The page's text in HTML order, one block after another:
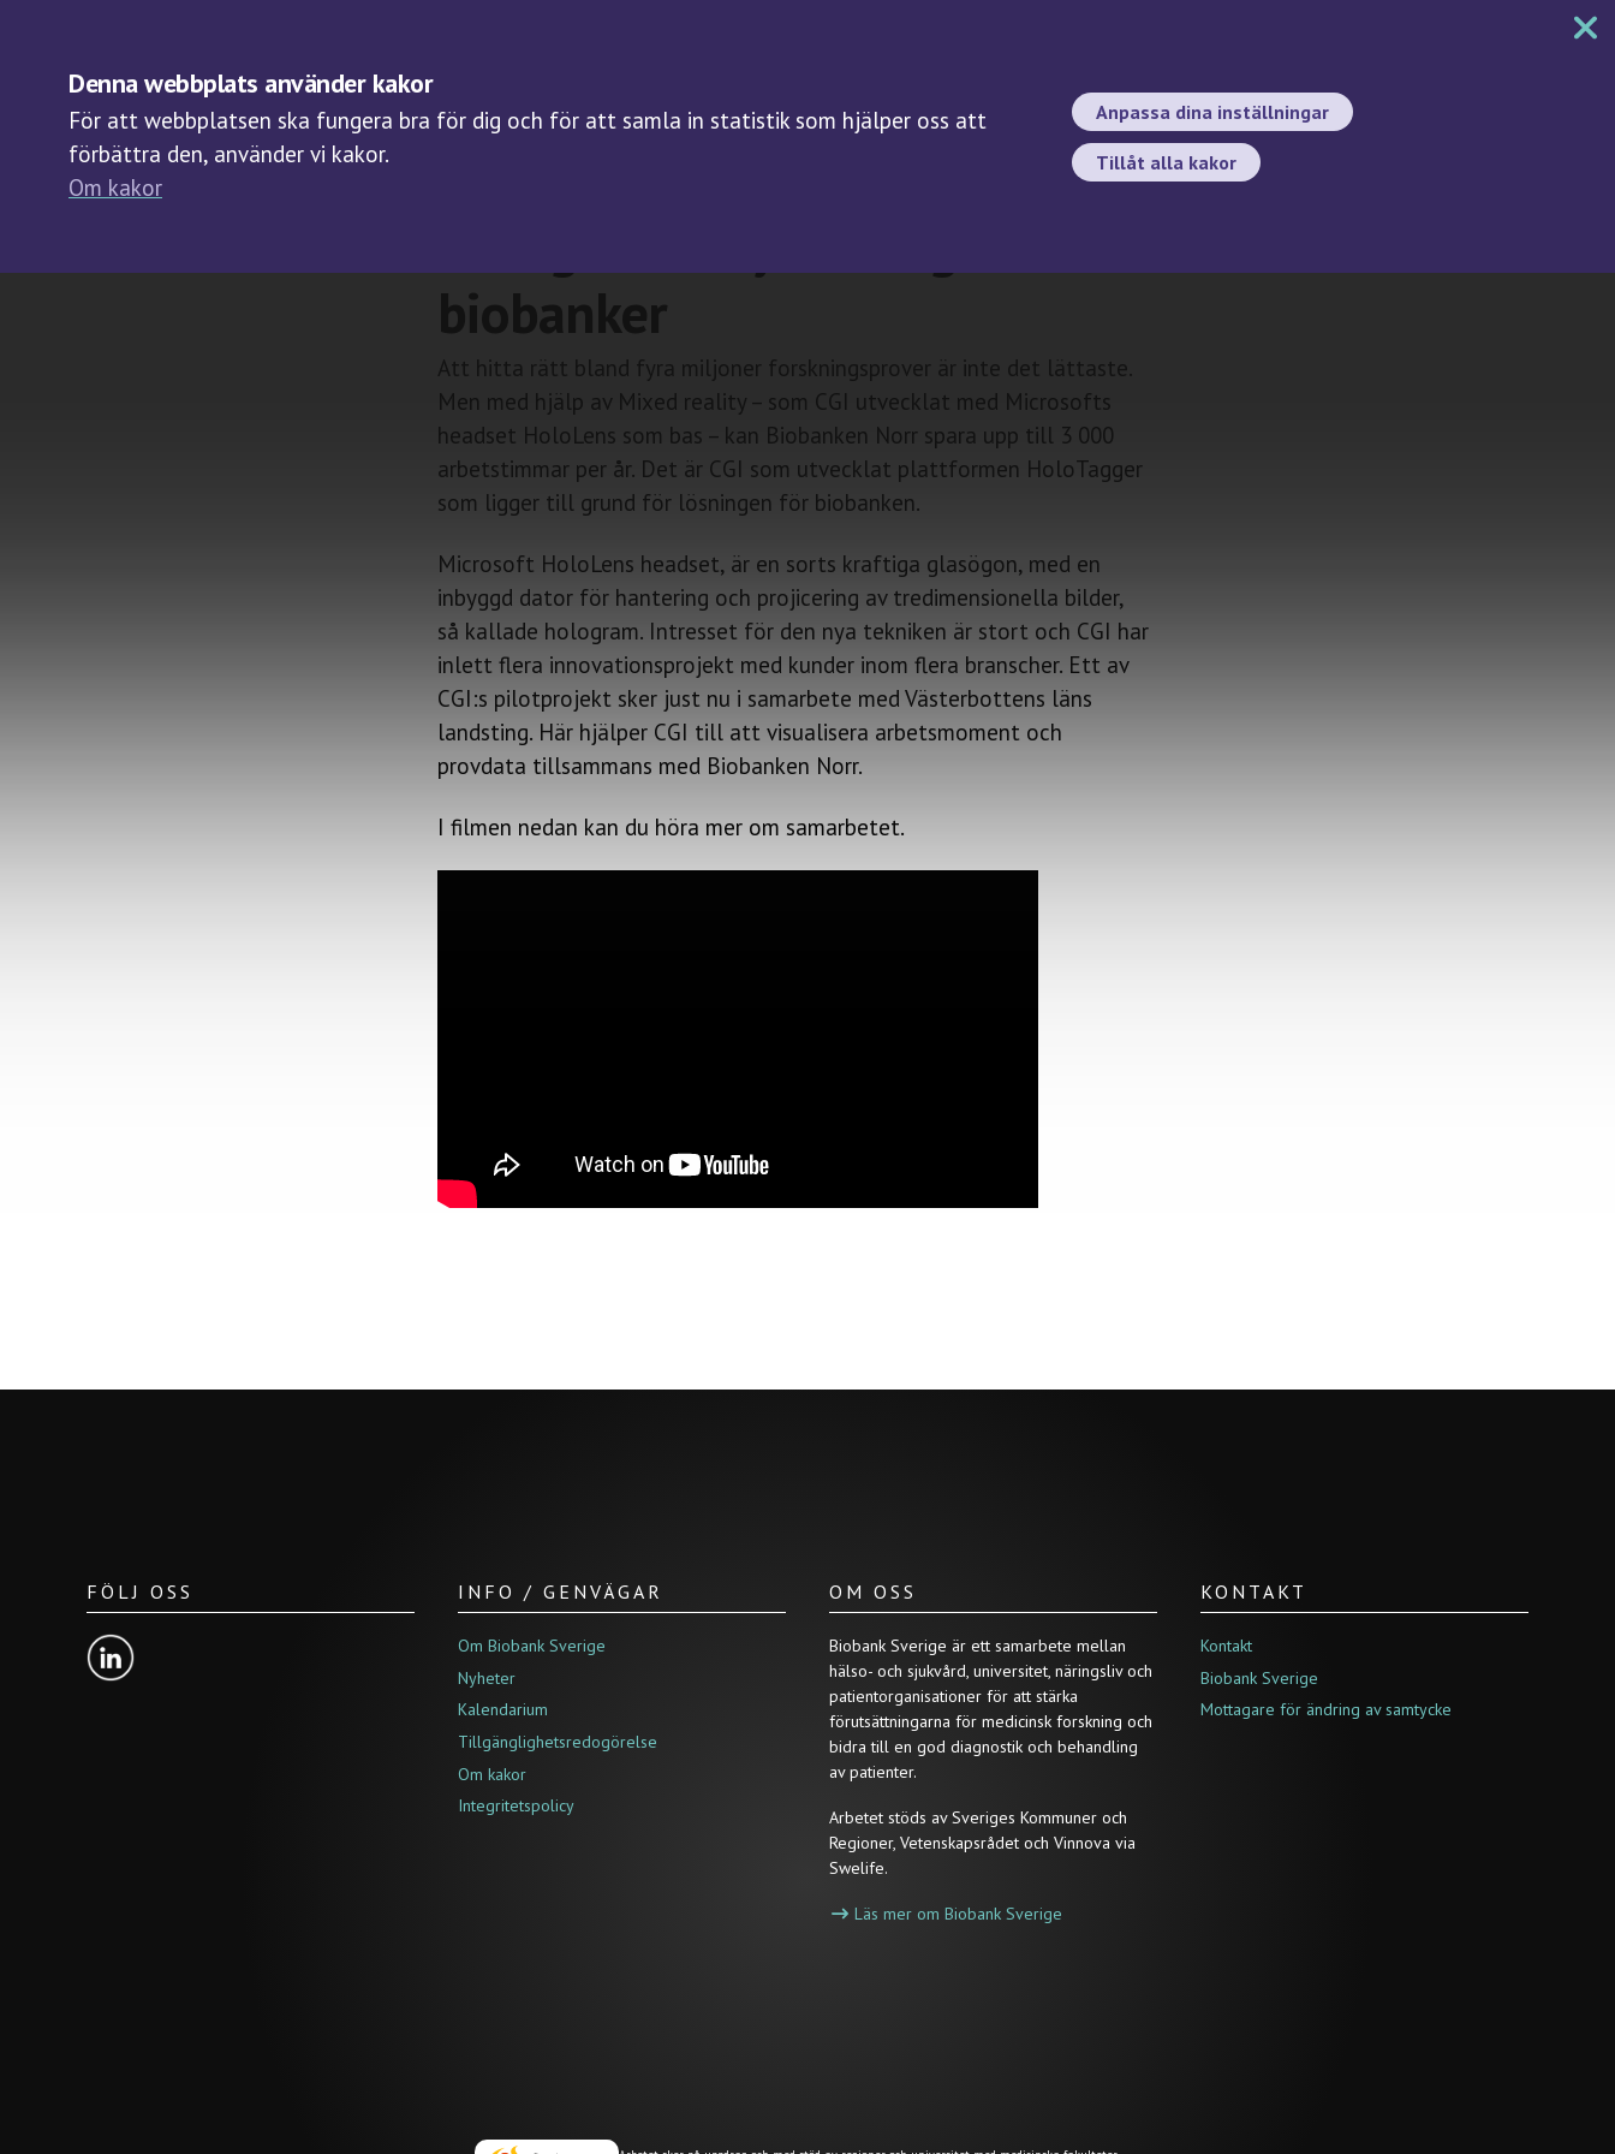
Denna webbplats använder kakor
För att webbplatsen ska fungera bra för dig och för att samla in statistik som hjälper oss att
förbättra den, använder vi kakor.
Om kakor
Anpassa dina inställningar
Tillåt alla kakor
biobanker
Att hitta rätt bland fyra miljoner forskningsprover är inte det lättaste.
Men med hjälp av Mixed reality – som CGI utvecklat med Microsofts
headset HoloLens som bas – kan Biobanken Norr spara upp till 3 000
arbetstimmar per år. Det är CGI som utvecklat plattformen HoloTagger
som ligger till grund för lösningen för biobanken.
Microsoft HoloLens headset, är en sorts kraftiga glasögon, med en
inbyggd dator för hantering och projicering av tredimensionella bilder,
så kallade hologram. Intresset för den nya tekniken är stort och CGI har
inlett flera innovationsprojekt med kunder inom flera branscher. Ett av
CGI:s pilotprojekt sker just nu i samarbete med Västerbottens läns
landsting. Här hjälper CGI till att visualisera arbetsmoment och
provdata tillsammans med Biobanken Norr.
I filmen nedan kan du höra mer om samarbetet.
FÖLJ OSS INFO / GENVÄGAR
Om Biobank Sverige
Nyheter
Kalendarium
Tillgänglighetsredogörelse
Om kakor
Integritetspolicy
OM OSS
Biobank Sverige är ett samarbete mellan
hälso- och sjukvård, universitet, näringsliv och
patientorganisationer för att stärka
förutsättningarna för medicinsk forskning och
bidra till en god diagnostik och behandling
av patienter.
Arbetet stöds av Sveriges Kommuner och
Regioner, Vetenskapsrådet och Vinnova via
Swelife.
Läs mer om Biobank Sverige
KONTAKT
Kontakt
Biobank Sverige
Mottagare för ändring av samtycke